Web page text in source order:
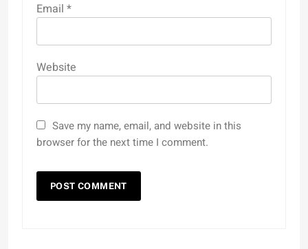
Email *
Website
Save my name, email, and website in this
browser for the next time I comment.